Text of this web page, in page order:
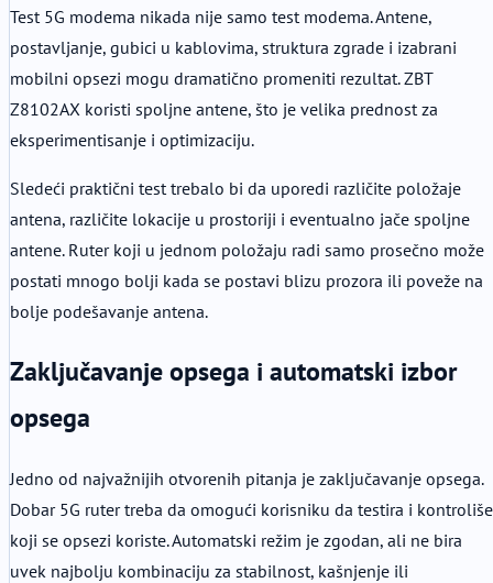
Test 5G modema nikada nije samo test modema. Antene,
postavljanje, gubici u kablovima, struktura zgrade i izabrani
mobilni opsezi mogu dramatično promeniti rezultat. ZBT
Z8102AX koristi spoljne antene, što je velika prednost za
eksperimentisanje i optimizaciju.
Sledeći praktični test trebalo bi da uporedi različite položaje
antena, različite lokacije u prostoriji i eventualno jače spoljne
antene. Ruter koji u jednom položaju radi samo prosečno može
postati mnogo bolji kada se postavi blizu prozora ili poveže na
bolje podešavanje antena.
Zaključavanje opsega i automatski izbor
opsega
Jedno od najvažnijih otvorenih pitanja je zaključavanje opsega.
Dobar 5G ruter treba da omogući korisniku da testira i kontroliše
koji se opsezi koriste. Automatski režim je zgodan, ali ne bira
uvek najbolju kombinaciju za stabilnost, kašnjenje ili